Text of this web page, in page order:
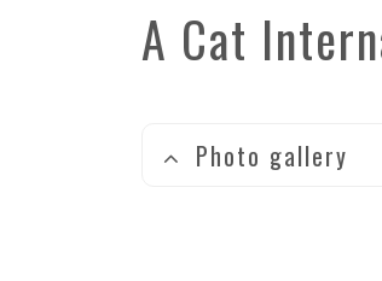
A Cat
Photo gallery